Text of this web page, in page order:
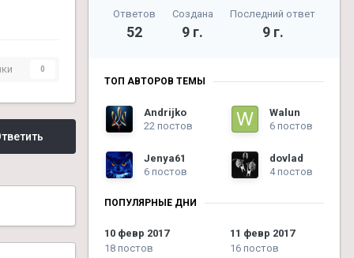
0
Ответов
52
Создана
9 г.
Последний ответ
9 г.
ТОП АВТОРОВ ТЕМЫ
Andrijko
22 постов
Walun
6 постов
Jenya61
6 постов
dovlad
4 постов
ПОПУЛЯРНЫЕ ДНИ
10 февр 2017
18 постов
11 февр 2017
16 постов